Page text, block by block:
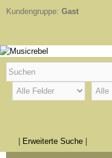
Kundengruppe: Gast
Erweiterte Suche